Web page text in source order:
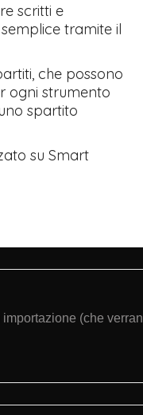
scritti e
tramite il
che possono
ogni strumento
spartito
su Smart
(che